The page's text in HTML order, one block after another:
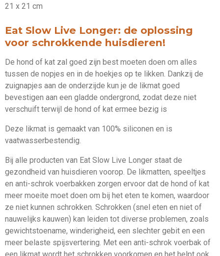
21 x 21 cm
Eat Slow Live Longer: de oplossing
voor schrokkende huisdieren!
De hond of kat zal goed zijn best moeten doen om alles
tussen de nopjes en in de hoekjes op te likken. Dankzij de
zuignapjes aan de onderzijde kun je de likmat goed
bevestigen aan een gladde ondergrond, zodat deze niet
verschuift terwijl de hond of kat ermee bezig is
Deze likmat is gemaakt van 100% siliconen en is
vaatwasserbestendig.
Bij alle producten van Eat Slow Live Longer staat de
gezondheid van huisdieren voorop. De likmatten, speeltjes
en anti-schrok voerbakken zorgen ervoor dat de hond of kat
meer moeite moet doen om bij het eten te komen, waardoor
ze niet kunnen schrokken. Schrokken (snel eten en niet of
nauwelijks kauwen) kan leiden tot diverse problemen, zoals
gewichtstoename, winderigheid, een slechter gebit en een
meer belaste spijsvertering. Met een anti-schrok voerbak of